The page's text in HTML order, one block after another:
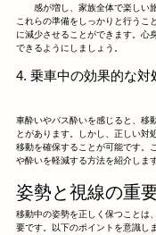
感が増し、家族全体で楽しい
これらの準備をしっかりと行うこ
に減少させることができます。心
できるようにしましょう。
4. 乗車中の効果的な対
車酔いやバス酔いを感じると、移
とがあります。しかし、正しい対
移動を確保することが可能です。
や酔いを軽減する方法を紹介します
姿勢と視線の重
移動中の姿勢を正しく保つことは
要です。以下のポイントを意識し